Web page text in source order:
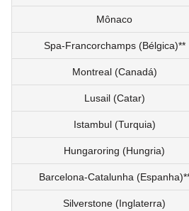
Mônaco
Spa-Francorchamps (Bélgica)**
Montreal (Canadá)
Lusail (Catar)
Istambul (Turquia)
Hungaroring (Hungria)
Barcelona-Catalunha
Silverstone (Inglaterra)